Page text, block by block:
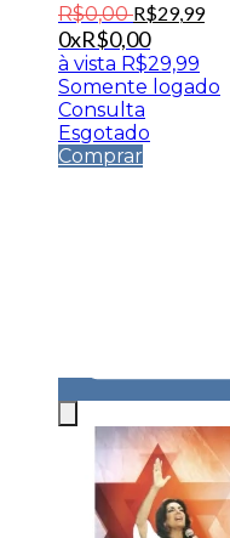
R$0,00 R$29,99
0xR$0,00
à vista R$29,99
Somente logado
Consulta
Esgotado
Comprar